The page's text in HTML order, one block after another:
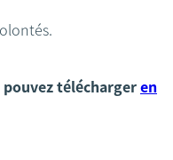
pouvez téléchargeren